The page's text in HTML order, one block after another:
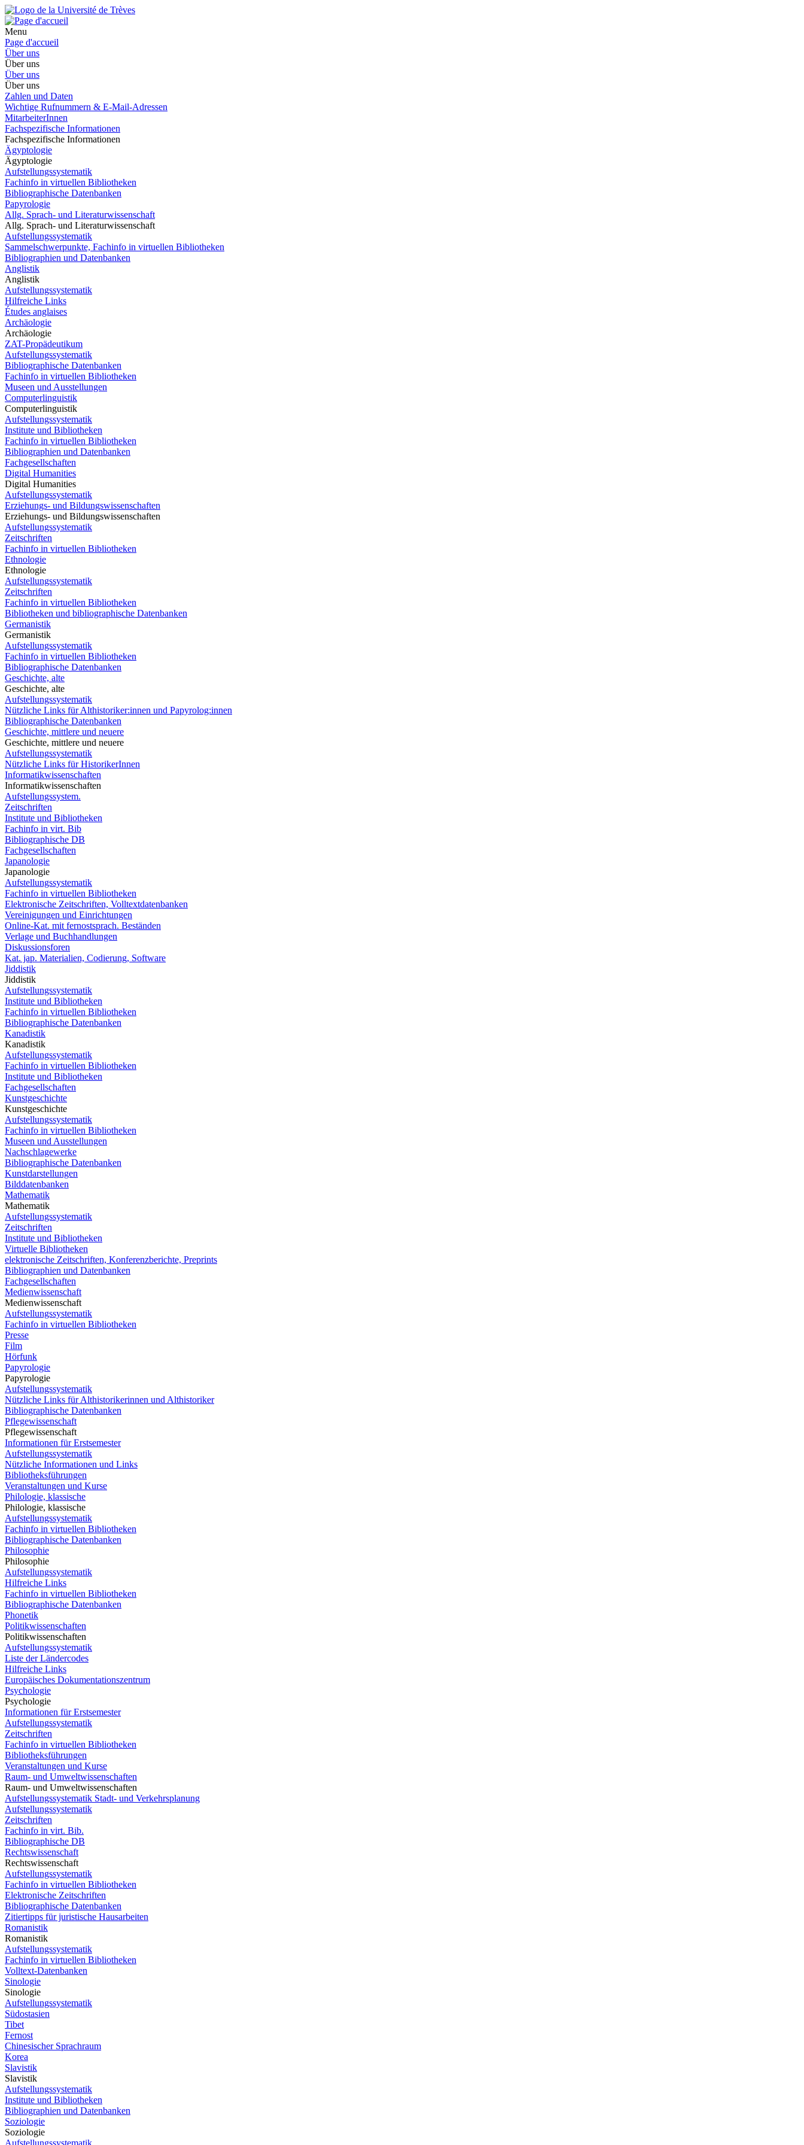
Menu
Page d'accueil
Über uns
Über uns
Über uns
Über uns
Zahlen und Daten
Wichtige Rufnummern & E-Mail-Adressen
MitarbeiterInnen
Fachspezifische Informationen
Fachspezifische Informationen
Ägyptologie
Ägyptologie
Aufstellungssystematik
Fachinfo in virtuellen Bibliotheken
Bibliographische Datenbanken
Papyrologie
Allg. Sprach- und Literaturwissenschaft
Allg. Sprach- und Literaturwissenschaft
Aufstellungssystematik
Sammelschwerpunkte, Fachinfo in virtuellen Bibliotheken
Bibliographien und Datenbanken
Anglistik
Anglistik
Aufstellungssystematik
Hilfreiche Links
Études anglaises
Archäologie
Archäologie
ZAT-Propädeutikum
Aufstellungssystematik
Bibliographische Datenbanken
Fachinfo in virtuellen Bibliotheken
Museen und Ausstellungen
Computerlinguistik
Computerlinguistik
Aufstellungssystematik
Institute und Bibliotheken
Fachinfo in virtuellen Bibliotheken
Bibliographien und Datenbanken
Fachgesellschaften
Digital Humanities
Digital Humanities
Aufstellungssystematik
Erziehungs- und Bildungswissenschaften
Erziehungs- und Bildungswissenschaften
Aufstellungssystematik
Zeitschriften
Fachinfo in virtuellen Bibliotheken
Ethnologie
Ethnologie
Aufstellungssystematik
Zeitschriften
Fachinfo in virtuellen Bibliotheken
Bibliotheken und bibliographische Datenbanken
Germanistik
Germanistik
Aufstellungssystematik
Fachinfo in virtuellen Bibliotheken
Bibliographische Datenbanken
Geschichte, alte
Geschichte, alte
Aufstellungssystematik
Nützliche Links für Althistoriker:innen und Papyrolog:innen
Bibliographische Datenbanken
Geschichte, mittlere und neuere
Geschichte, mittlere und neuere
Aufstellungssystematik
Nützliche Links für HistorikerInnen
Informatikwissenschaften
Informatikwissenschaften
Aufstellungssystem.
Zeitschriften
Institute und Bibliotheken
Fachinfo in virt. Bib
Bibliographische DB
Fachgesellschaften
Japanologie
Japanologie
Aufstellungssystematik
Fachinfo in virtuellen Bibliotheken
Elektronische Zeitschriften, Volltextdatenbanken
Vereinigungen und Einrichtungen
Online-Kat. mit fernostsprach. Beständen
Verlage und Buchhandlungen
Diskussionsforen
Kat. jap. Materialien, Codierung, Software
Jiddistik
Jiddistik
Aufstellungssystematik
Institute und Bibliotheken
Fachinfo in virtuellen Bibliotheken
Bibliographische Datenbanken
Kanadistik
Kanadistik
Aufstellungssystematik
Fachinfo in virtuellen Bibliotheken
Institute und Bibliotheken
Fachgesellschaften
Kunstgeschichte
Kunstgeschichte
Aufstellungssystematik
Fachinfo in virtuellen Bibliotheken
Museen und Ausstellungen
Nachschlagewerke
Bibliographische Datenbanken
Kunstdarstellungen
Bilddatenbanken
Mathematik
Mathematik
Aufstellungssystematik
Zeitschriften
Institute und Bibliotheken
Virtuelle Bibliotheken
elektronische Zeitschriften, Konferenzberichte, Preprints
Bibliographien und Datenbanken
Fachgesellschaften
Medienwissenschaft
Medienwissenschaft
Aufstellungssystematik
Fachinfo in virtuellen Bibliotheken
Presse
Film
Hörfunk
Papyrologie
Papyrologie
Aufstellungssystematik
Nützliche Links für Althistorikerinnen und Althistoriker
Bibliographische Datenbanken
Pflegewissenschaft
Pflegewissenschaft
Informationen für Erstsemester
Aufstellungssystematik
Nützliche Informationen und Links
Bibliotheksführungen
Veranstaltungen und Kurse
Philologie, klassische
Philologie, klassische
Aufstellungssystematik
Fachinfo in virtuellen Bibliotheken
Bibliographische Datenbanken
Philosophie
Philosophie
Aufstellungssystematik
Hilfreiche Links
Fachinfo in virtuellen Bibliotheken
Bibliographische Datenbanken
Phonetik
Politikwissenschaften
Politikwissenschaften
Aufstellungssystematik
Liste der Ländercodes
Hilfreiche Links
Europäisches Dokumentationszentrum
Psychologie
Psychologie
Informationen für Erstsemester
Aufstellungssystematik
Zeitschriften
Fachinfo in virtuellen Bibliotheken
Bibliotheksführungen
Veranstaltungen und Kurse
Raum- und Umweltwissenschaften
Raum- und Umweltwissenschaften
Aufstellungssystematik Stadt- und Verkehrsplanung
Aufstellungssystematik
Zeitschriften
Fachinfo in virt. Bib.
Bibliographische DB
Rechtswissenschaft
Rechtswissenschaft
Aufstellungssystematik
Fachinfo in virtuellen Bibliotheken
Elektronische Zeitschriften
Bibliographische Datenbanken
Zitiertipps für juristische Hausarbeiten
Romanistik
Romanistik
Aufstellungssystematik
Fachinfo in virtuellen Bibliotheken
Volltext-Datenbanken
Sinologie
Sinologie
Aufstellungssystematik
Südostasien
Tibet
Fernost
Chinesischer Sprachraum
Korea
Slavistik
Slavistik
Aufstellungssystematik
Institute und Bibliotheken
Bibliographien und Datenbanken
Soziologie
Soziologie
Aufstellungssystematik